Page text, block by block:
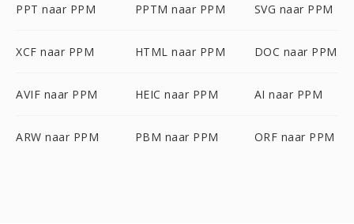
PPT naar PPM PPTM naar PPM SVG naar PPM
XCF naar PPM HTML naar PPM DOC naar PPM
AVIF naar PPM HEIC naar PPM AI naar PPM
ARW naar PPM PBM naar PPM ORF naar PPM